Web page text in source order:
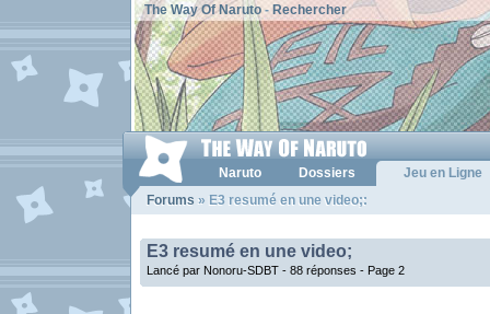
The Way Of Naruto- Rechercher
Naruto Dossiers
Jeu en Ligne
Forums » E3 resumé en une video;:
E3 resumé en une video;
Lancé par Nonoru-SDBT - 88 réponses - Page 2